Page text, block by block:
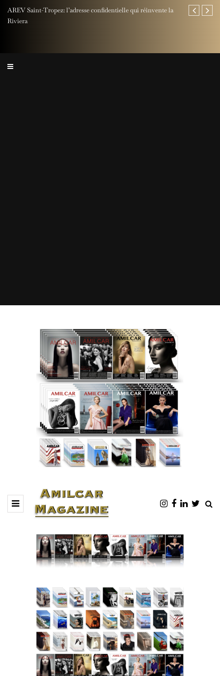
AREV Saint-Tropez: l’adresse confidentielle qui réinvente la
Riviera
Fête des